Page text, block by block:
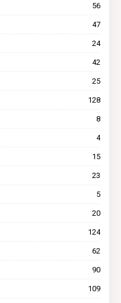
56
47
24
42
25
128
8
4
15
23
5
20
124
62
90
109